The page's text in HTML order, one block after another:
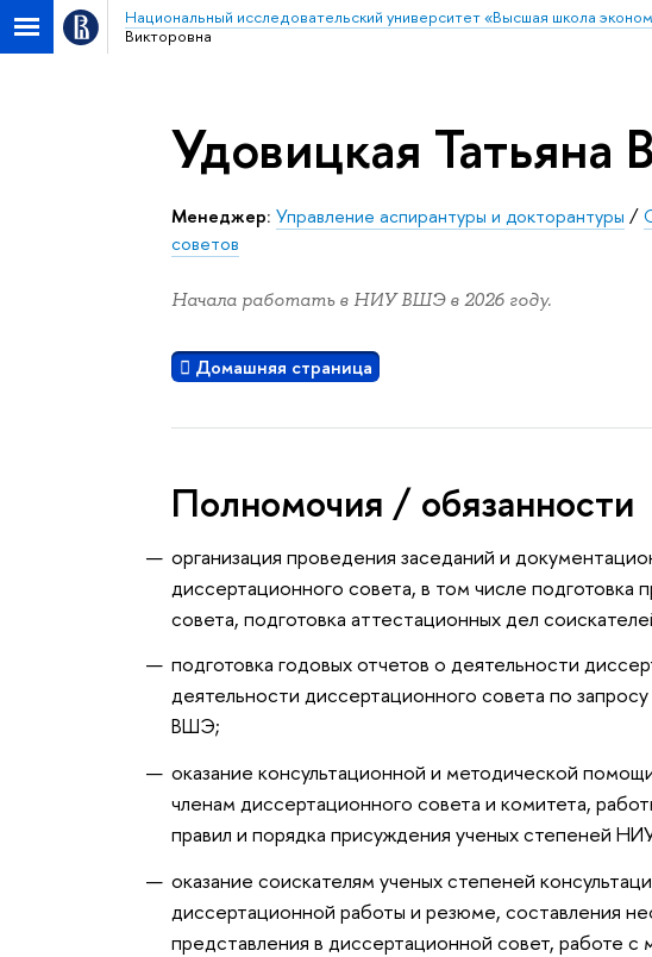
Национальный исследовательский университет «Высшая школа
Викторовна
Удовицкая Татьяна
Менеджер: Управление аспирантуры и докторантуры /
советов
Начала работать в НИУ ВШЭ в 2026 году.
Домашняя страница
Полномочия / обязанности
организация проведения заседаний и
диссертационного совета, в том числе подготовка
совета, подготовка аттестационных дел
подготовка годовых отчетов о деятельности
деятельности диссертационного совета по
ВШЭ;
оказание консультационной и методической
членам диссертационного совета и комитета,
правил и порядка присуждения ученых степеней
оказание соискателям ученых степеней
диссертационной работы и резюме, составления
представления в диссертационной совет, работе